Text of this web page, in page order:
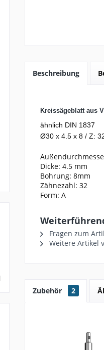
Beschreibung
Kreissägeblatt aus
ähnlich DIN 1837
Ø30 x 4.5 x 8 / Z:
Dicke: 4.5 mm
Bohrung: 8mm
Zähnezahl: 32
Form: A
Fragen zum
Weitere Artikel
Zubehör 2